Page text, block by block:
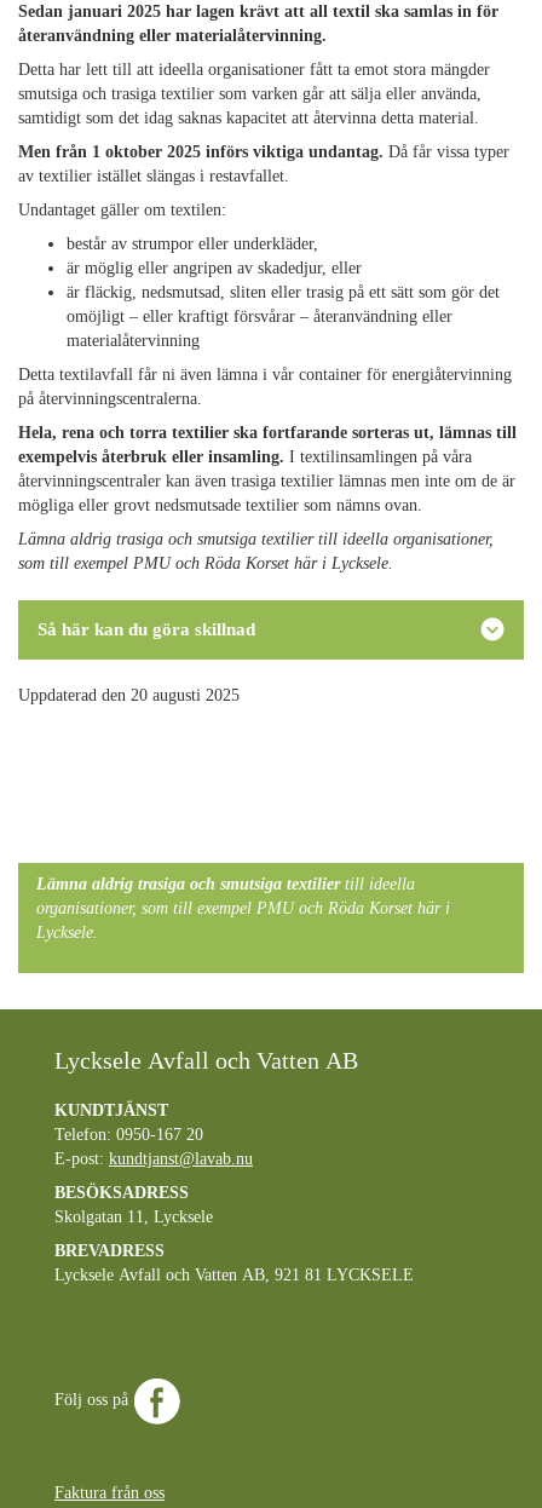
Sedan januari 2025 har lagen krävt att all textil ska samlas in för
återanvändning eller materialåtervinning.
Detta har lett till att ideella organisationer fått ta emot stora mängder
smutsiga och trasiga textilier som varken går att sälja eller använda,
samtidigt som det idag saknas kapacitet att återvinna detta material.
Men från 1 oktober 2025 införs viktiga undantag. Då får vissa typer
av textilier istället slängas i restavfallet.
Undantaget gäller om textilen:
består av strumpor eller underkläder,
är möglig eller angripen av skadedjur, eller
är fläckig, nedsmutsad, sliten eller trasig på ett sätt som gör det
omöjligt – eller kraftigt försvårar – återanvändning eller
materialåtervinning
Detta textilavfall får ni även lämna i vår container för energiåtervinning
på återvinningscentralerna.
Hela, rena och torra textilier ska fortfarande sorteras ut, lämnas till
exempelvis återbruk eller insamling. I textilinsamlingen på våra
återvinningscentraler kan även trasiga textilier lämnas men inte om de är
mögliga eller grovt nedsmutsade textilier som nämns ovan.
Lämna aldrig trasiga och smutsiga textilier till ideella organisationer,
som till exempel PMU och Röda Korset här i Lycksele.
Så här kan du göra skillnad
Uppdaterad den 20 augusti 2025
Lämna aldrig trasiga och smutsiga textiliertill ideella
organisationer, som till exempel PMU och Röda Korset här i
Lycksele.
Lycksele Avfall och Vatten AB
KUNDTJÄNST
Telefon: 0950-167 20
E-post: kundtjanst@lavab.nu
BESÖKSADRESS
Skolgatan 11, Lycksele
BREVADRESS
Lycksele Avfall och Vatten AB, 921 81 LYCKSELE
Följ oss på
Faktura från oss